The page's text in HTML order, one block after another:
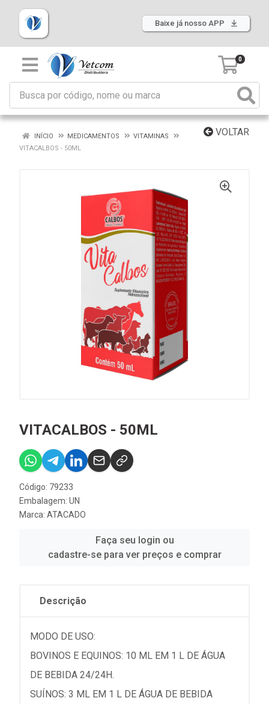
Baixe já nosso APP
0
VOLTAR
INÍCIO MEDICAMENTOS
VITAMINAS
VITACALBOS - 50ML
VITACALBOS - 50ML
Código: 79233
Embalagem: UN
Marca: ATACADO
Faça seu login ou
cadastre-se para ver preços e comprar
Descrição
MODO DE USO:
BOVINOS E EQUINOS: 10 ML EM 1 L DE ÁGUA
DE BEBIDA 24/24H.
SUÍNOS: 3 ML EM 1 L DE ÁGUA DE BEBIDA